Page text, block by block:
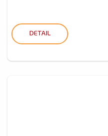
DETAIL